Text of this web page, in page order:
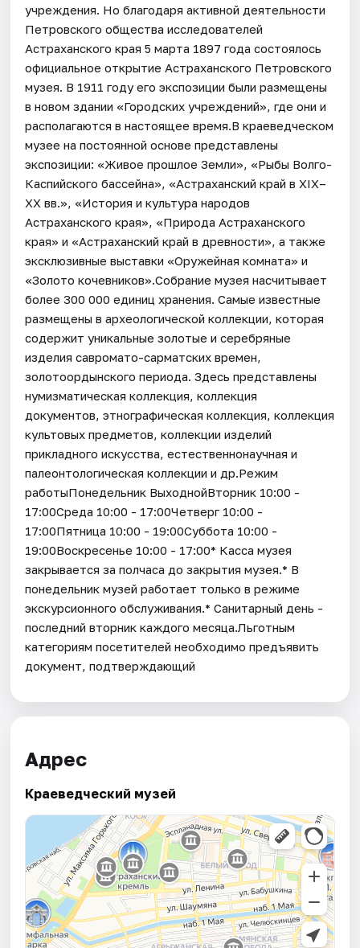
учреждения. Но благодаря активной деятельности
Петровского общества исследователей
Астраханского края 5 марта 1897 года состоялось
официальное открытие Астраханского Петровского
музея. В 1911 году его экспозиции были размещены
в новом здании «Городских учреждений», где они и
располагаются в настоящее время.В краеведческом
музее на постоянной основе представлены
экспозиции: «Живое прошлое Земли», «Рыбы Волго-
Каспийского бассейна», «Астраханский край в XIX–
XX вв.», «История и культура народов
Астраханского края», «Природа Астраханского
края» и «Астраханский край в древности», а также
эксклюзивные выставки «Оружейная комната» и
«Золото кочевников».Собрание музея насчитывает
более 300 000 единиц хранения. Самые известные
размещены в археологической коллекции, которая
содержит уникальные золотые и серебряные
изделия савромато-сарматских времен,
золотоордынского периода. Здесь представлены
нумизматическая коллекция, коллекция
документов, этнографическая коллекция, коллекция
культовых предметов, коллекции изделий
прикладного искусства, естественнонаучная и
палеонтологическая коллекции и др.Режим
работыПонедельник ВыходнойВторник 10:00 -
17:00Среда 10:00 - 17:00Четверг 10:00 -
17:00Пятница 10:00 - 19:00Суббота 10:00 -
19:00Воскресенье 10:00 - 17:00* Касса музея
закрывается за полчаса до закрытия музея.* В
понедельник музей работает только в режиме
экскурсионного обслуживания.* Санитарный день -
последний вторник каждого месяца.Льготным
категориям посетителей необходимо предъявить
документ, подтверждающий
Адрес
Краеведческий музей